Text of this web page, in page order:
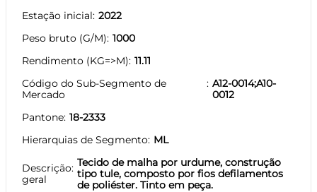
Estação inicial 2022
Peso bruto (G/M) 1000
Rendimento (KG=>M) 11.11
Código do Sub-Segmento de
Mercado
A12-0014;A10-
0012
Pantone 18-2333
Hierarquias de Segmento ML
Descrição
geral
Tecido de malha por urdume, construção
tipo tule, composto por fios defilamentos
de poliéster. Tinto em peça.